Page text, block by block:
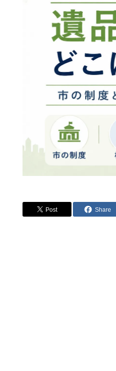
Post Share